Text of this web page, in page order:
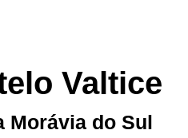
Valtice
Morávia do Sul